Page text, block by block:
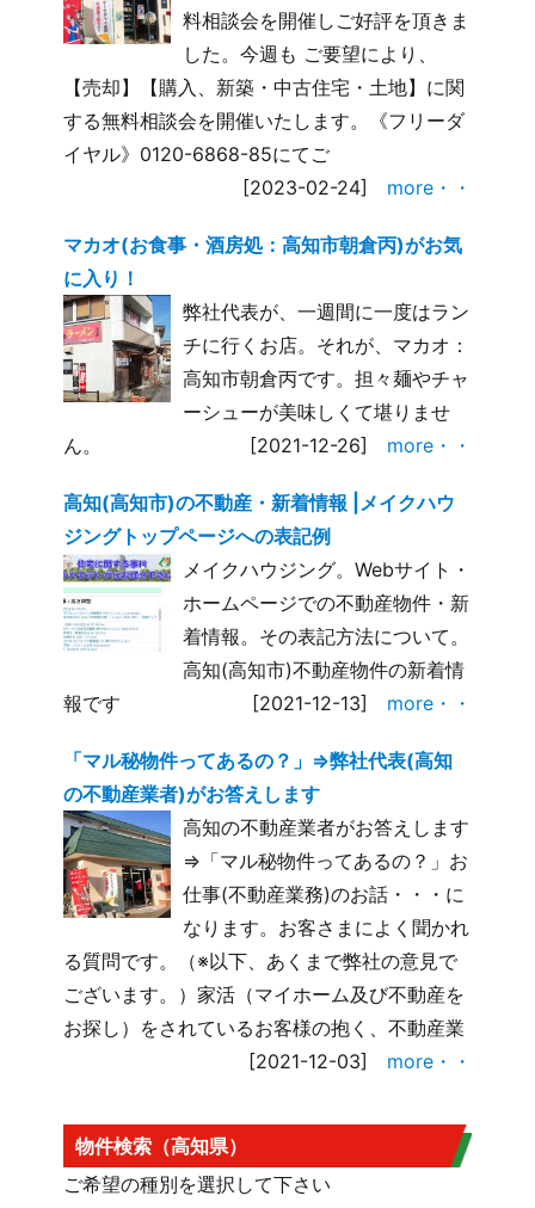
料相談会を開催しご好評を頂きま
した。今週も ご要望により、
【売却】【購入、新築・中古住宅・土地】に関
する無料相談会を開催いたします。《フリーダ
イヤル》0120-6868-85にてご
[2023-02-24] more・・
マカオ(お食事・酒房処：高知市朝倉丙)がお気
に入り！
弊社代表が、一週間に一度はラン
チに行くお店。それが、マカオ：
高知市朝倉丙です。担々麺やチャ
ーシューが美味しくて堪りませ
ん。
[2021-12-26] more・・
高知(高知市)の不動産・新着情報 |メイクハウ
ジングトップページへの表記例
メイクハウジング。Webサイト・
ホームページでの不動産物件・新
着情報。その表記方法について。
高知(高知市)不動産物件の新着情
報です
[2021-12-13] more・・
「マル秘物件ってあるの？」⇒弊社代表(高知
の不動産業者)がお答えします
高知の不動産業者がお答えします
⇒「マル秘物件ってあるの？」お
仕事(不動産業務)のお話・・・に
なります。お客さまによく聞かれ
る質問です。（※以下、あくまで弊社の意見で
ございます。）家活（マイホーム及び不動産を
お探し）をされているお客様の抱く、不動産業
[2021-12-03] more・・
物件検索（高知県）
ご希望の種別を選択して下さい